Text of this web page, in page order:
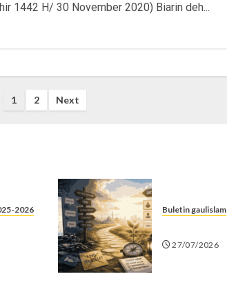
1442 H/ 30 November 2020) Biarin deh...
1 2 Next
2026 Buletin gaulislam
27/07/2026